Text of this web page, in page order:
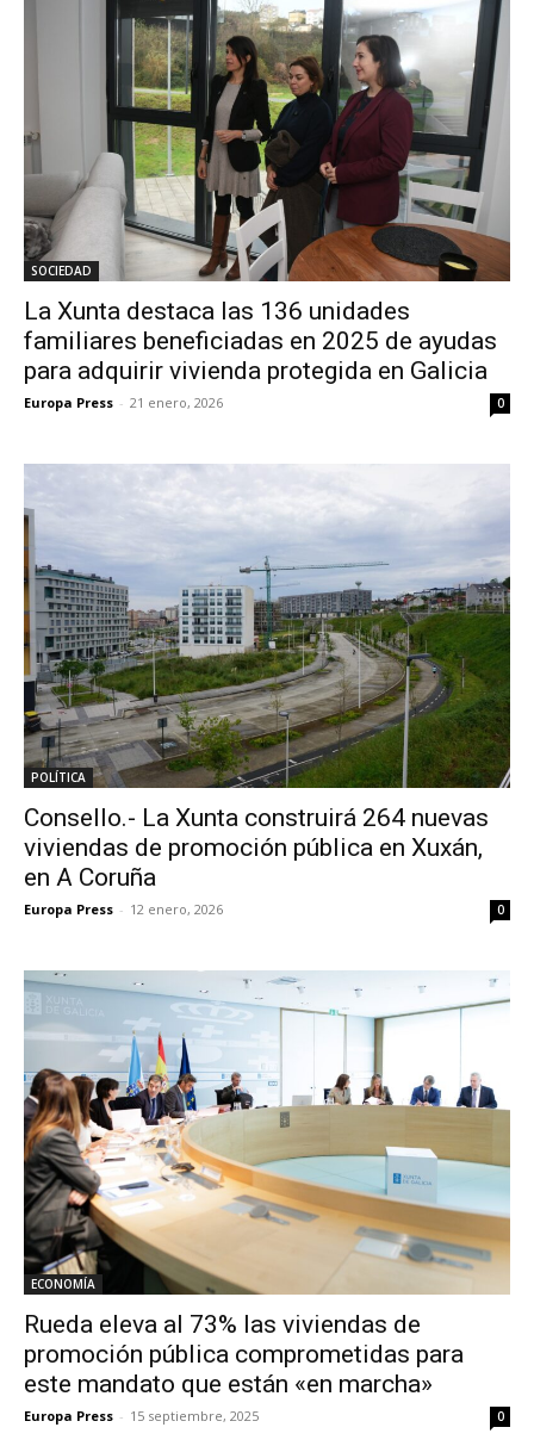
SOCIEDAD
La Xunta destaca las 136 unidades
familiares beneficiadas en 2025 de ayudas
para adquirir vivienda protegida en Galicia
Europa Press - 21 enero, 2026 0
POLÍTICA
Consello.- La Xunta construirá 264 nuevas
viviendas de promoción pública en Xuxán,
en A Coruña
Europa Press - 12 enero, 2026 0
ECONOMÍA
Rueda eleva al 73% las viviendas de
promoción pública comprometidas para
este mandato que están «en marcha»
Europa Press - 15 septiembre, 2025 0